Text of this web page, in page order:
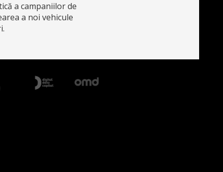
a campaniilor de
a noi vehicule